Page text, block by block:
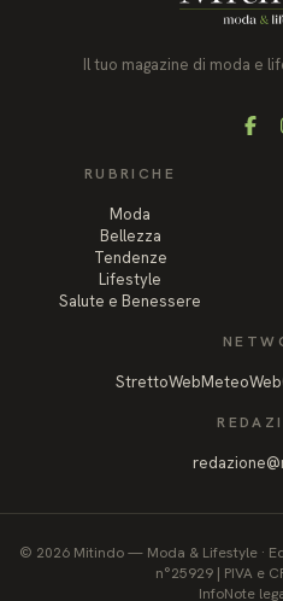
Il tuo magazine di moda e
RUBRICHE
Moda
Bellezza
Tendenze
Lifestyle
Salute e Benessere
StrettoWebMeteoWeb
© 2026 Mitindo— Moda & Lifestyle ·
n°25929 | PIVA e
InfoNote